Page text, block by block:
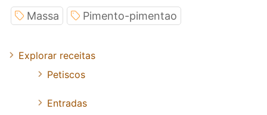
Massa Pimento-pimentao
Explorar receitas
Petiscos
Entradas